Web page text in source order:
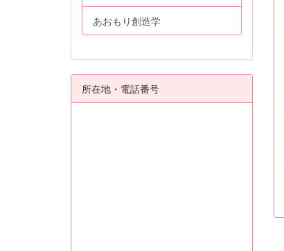
あおもり創造学
所在地・電話番号